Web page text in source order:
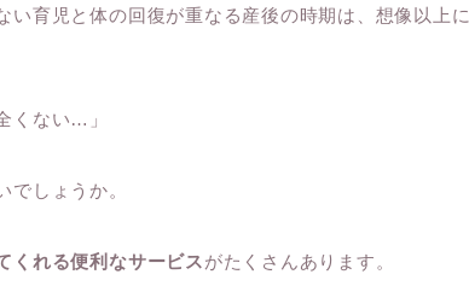
い育児と体の回復が重なる産後の時期は、想像以上に
くない…」
でしょうか。
くれる便利なサービスがたくさんあります。